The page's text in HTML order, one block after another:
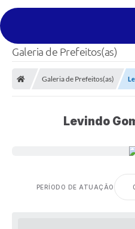
Galeria de Prefeitos(as)
Galeria de Prefeitos(as)
Levindo
PERÍODO DE ATUAÇÃO